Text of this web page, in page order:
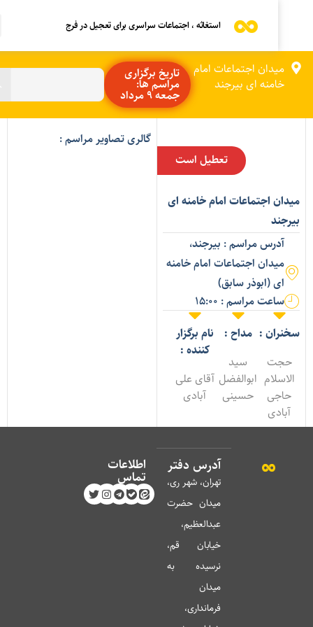
استغاثه ، اجتماعات سراسری برای تعجیل در فرج
میدان اجتماعات امام
خامنه ای بیرجند
تاریخ برگزاری
مراسم ها:
جمعه 9 مرداد
تعطیل است
اجتماعات امام خامنه ای
آدرس مراسم : بیرجند،
میدان اجتماعات امام خامنه
ای (ابوذر سابق)
ساعت مراسم : 15:00
:
حجت
الاسلام
حاجی
آبادی
مداح :
سید
ابوالفضل
حسینی
نام برگزار
کننده :
آقای علی
آبادی
گالری تصاویر مراسم :
آدرس دفتر
تهران، شهر ری،
میدان حضرت
عبدالعظیم،
خیابان قم،
نرسیده به
میدان
فرمانداری،
اطلاعات
تماس